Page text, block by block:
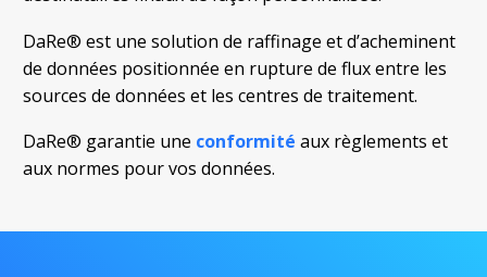
DaRe® est une solution de raffinage et d’acheminent
de données positionnée en rupture de flux entre les
sources de données et les centres de traitement.
DaRe® garantie une conformité aux règlements et
aux normes pour vos données.